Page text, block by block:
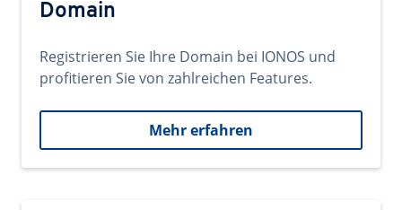
Domain
Registrieren Sie Ihre Domain bei IONOS und
profitieren Sie von zahlreichen Features.
Mehr erfahren